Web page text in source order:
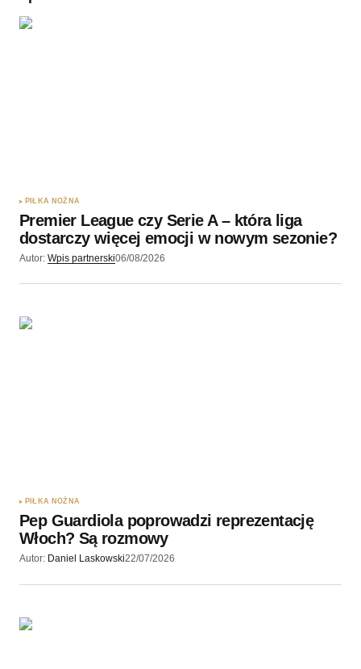
Wyślij komentarz
PIŁKA NOŻNA
Premier League czy Serie A – która liga
dostarczy więcej emocji w nowym sezonie?
Autor: Wpis partnerski06/08/2026
PIŁKA NOŻNA
Pep Guardiola poprowadzi reprezentację
Włoch? Są rozmowy
Autor: Daniel Laskowski22/07/2026